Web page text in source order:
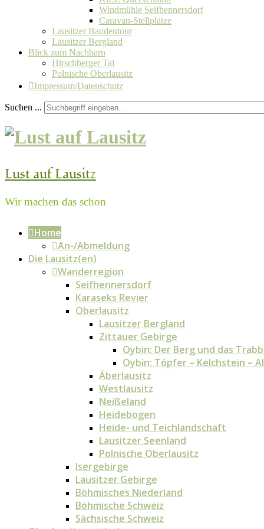
Windmühle Seifhennersdorf
Caravan-Stellplätze
Lausitzer Baudentour
Lausitzer Bergland
Blick zum Nachbarn
Hirschberger Tal
Polnische Oberlausitz
Impressum/Datenschutz
Suchen ...
Lust auf Lausitz
Wir machen das schon
Home
An-/Abmeldung
Die Lausitz(en)
Wanderregion
Seifhennersdorf
Karaseks Revier
Oberlausitz
Lausitzer Bergland
Zittauer Gebirge
Oybin: Der Berg und das
Oybin: Töpfer – Kelchstein –
Äberlausitz
Westlausitz
Neißeland
Heidebogen
Heide- und Teichlandschaft
Lausitzer Seenland
Polnische Oberlausitz
Isergebirge
Lausitzer Gebirge
Böhmisches Niederland
Böhmische Schweiz
Sächsische Schweiz